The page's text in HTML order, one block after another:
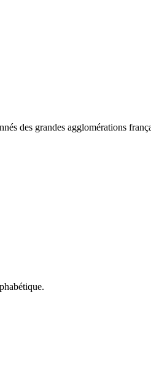
des grandes agglomérations